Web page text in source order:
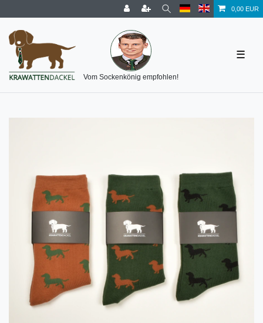
0,00 EUR
Vom Sockenkönig empfohlen!
☰